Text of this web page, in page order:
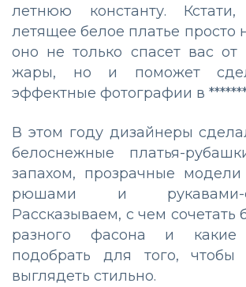
летнюю константу.
летящее белое платье просто
оно не только спасет вас
жары, но и поможет
эффектные фотографии в
В этом году дизайнеры
белоснежные платья-
запахом, прозрачные
рюшами и рукавами-
Рассказываем, с чем сочетать
разного фасона и какие
подобрать для того,
выглядеть стильно.